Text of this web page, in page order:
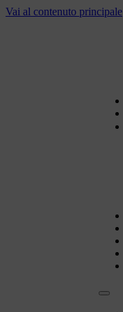
Vai al contenuto principale